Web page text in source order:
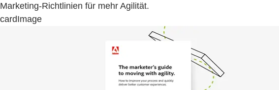
Marketing-Richtlinien für mehr Agilität.
cardImage